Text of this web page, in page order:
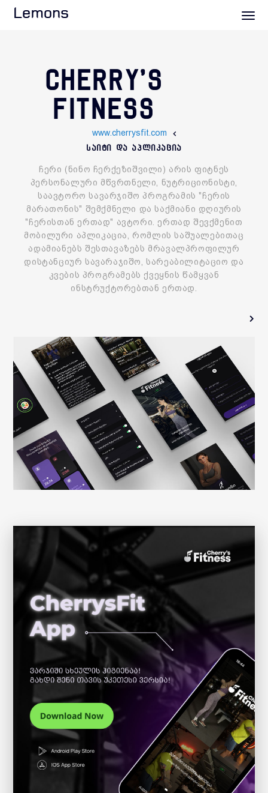
Lemons
CHERRY'S
FITNESS
www.cherrysfit.com
საიტი და აპლიკაცია
ჩერი (ნინო ჩერქეზიშვილი) არის ფიტნეს
პერსონალური მწვრთნელი, ნუტრიციონისტი,
საავტორო სავარჯიშო პროგრამის "ჩერის
მარათონის" შემქმნელი და საქმიანი დღიურის
"ჩერისთან ერთად" ავტორი. ერთად შევქმენით
მობილური აპლიკაცია, რომლის საშუალებითაც
ადამიანებს შესთავაზებს მრავალპროფილურ
დისტანციურ სავარაჯიშო, სარეაბილიტაციო და
კვების პროგრამებს ქვეყნის წამყვან
ინსტრუქტორებთან ერთად.